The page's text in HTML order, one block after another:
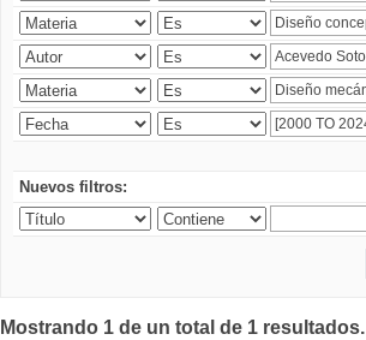
Nuevos filtros:
Mostrando 1 de un total de 1 resultados.